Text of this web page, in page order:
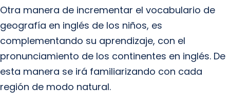
Otra manera de incrementar el vocabulario de
geografía en inglés de los niños, es
complementando su aprendizaje, con el
pronunciamiento de los continentes en inglés. De
esta manera se irá familiarizando con cada
región de modo natural.